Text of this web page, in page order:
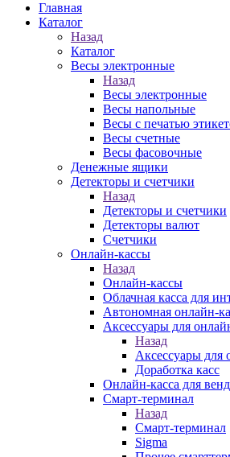
Главная
Каталог
Назад
Каталог
Весы электронные
Назад
Весы электронные
Весы напольные
Весы с печатью
Весы счетные
Весы фасовочные
Денежные ящики
Детекторы и счетчики
Назад
Детекторы и счетчики
Детекторы валют
Счетчики
Онлайн-кассы
Назад
Онлайн-кассы
Облачная касса для
Автономная онлайн-
Аксессуары для
Назад
Аксессуары для
Доработка касс
Онлайн-касса для
Смарт-терминал
Назад
Смарт-терминал
Sigma